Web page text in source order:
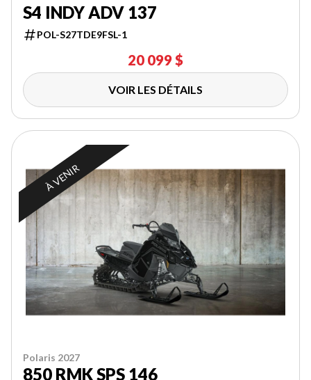
S4 INDY ADV 137
POL-S27TDE9FSL-1
20 099 $
VOIR LES DÉTAILS
À VENIR
Polaris 2027
850 RMK SPS 146